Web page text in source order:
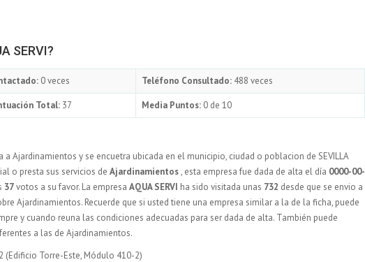
SERVI?
0 veces Teléfono Consultado: 488 veces
Total: 37 Media Puntos: 0 de 10
a Ajardinamientos y se encuetra ubicada en el municipio, ciudad o poblacion de SEVILLA
o presta sus servicios de Ajardinamientos, esta empresa fue dada de alta el día 0000-00-
37votos a su favor. La empresa AQUA SERVI ha sido visitada unas 732 desde que se envio a
Ajardinamientos. Recuerde que si usted tiene una empresa similar a la de la ficha, puede
y cuando reuna las condiciones adecuadas para ser dada de alta. También puede
a las de Ajardinamientos.
(Edificio Torre-Este, Módulo 410-2)